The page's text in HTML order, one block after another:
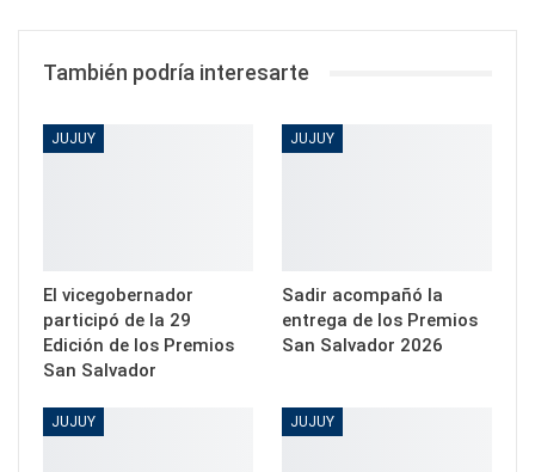
También podría interesarte
JUJUY
El vicegobernador
participó de la 29
Edición de los Premios
San Salvador
JUJUY
Sadir acompañó la
entrega de los Premios
San Salvador 2026
JUJUY JUJUY